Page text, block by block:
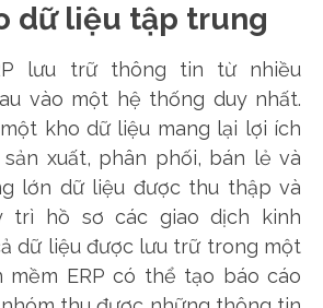
dữ liệu tập trung
lưu trữ thông tin từ nhiều
vào một hệ thống duy nhất.
kho dữ liệu mang lại lợi ích
xuất, phân phối, bán lẻ và
lớn dữ liệu được thu thập và
trì hồ sơ các giao dịch kinh
dữ liệu được lưu trữ trong một
mềm ERP có thể tạo báo cáo